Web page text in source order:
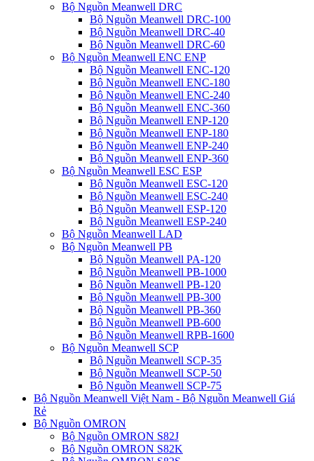
Bộ Nguồn Meanwell DRC
Bộ Nguồn Meanwell DRC-100
Bộ Nguồn Meanwell DRC-40
Bộ Nguồn Meanwell DRC-60
Bộ Nguồn Meanwell ENC ENP
Bộ Nguồn Meanwell ENC-120
Bộ Nguồn Meanwell ENC-180
Bộ Nguồn Meanwell ENC-240
Bộ Nguồn Meanwell ENC-360
Bộ Nguồn Meanwell ENP-120
Bộ Nguồn Meanwell ENP-180
Bộ Nguồn Meanwell ENP-240
Bộ Nguồn Meanwell ENP-360
Bộ Nguồn Meanwell ESC ESP
Bộ Nguồn Meanwell ESC-120
Bộ Nguồn Meanwell ESC-240
Bộ Nguồn Meanwell ESP-120
Bộ Nguồn Meanwell ESP-240
Bộ Nguồn Meanwell LAD
Bộ Nguồn Meanwell PB
Bộ Nguồn Meanwell PA-120
Bộ Nguồn Meanwell PB-1000
Bộ Nguồn Meanwell PB-120
Bộ Nguồn Meanwell PB-300
Bộ Nguồn Meanwell PB-360
Bộ Nguồn Meanwell PB-600
Bộ Nguồn Meanwell RPB-1600
Bộ Nguồn Meanwell SCP
Bộ Nguồn Meanwell SCP-35
Bộ Nguồn Meanwell SCP-50
Bộ Nguồn Meanwell SCP-75
Bộ Nguồn Meanwell Việt Nam - Bộ Nguồn Meanwell Giá
Rẻ
Bộ Nguồn OMRON
Bộ Nguồn OMRON S82J
Bộ Nguồn OMRON S82K